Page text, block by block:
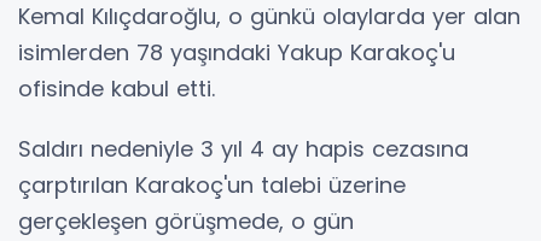
Kemal Kılıçdaroğlu, o günkü olaylarda yer alan
isimlerden 78 yaşındaki Yakup Karakoç'u
ofisinde kabul etti.
Saldırı nedeniyle 3 yıl 4 ay hapis cezasına
çarptırılan Karakoç'un talebi üzerine
gerçekleşen görüşmede, o gün